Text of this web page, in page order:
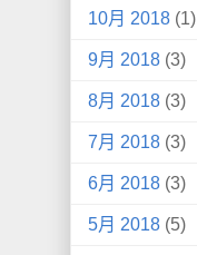
10月 2018 (1)
9月 2018 (3)
8月 2018 (3)
7月 2018 (3)
6月 2018 (3)
5月 2018 (5)